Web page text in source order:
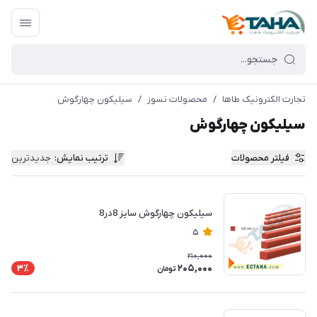
تجارت الکترونیک طاها / محصولات نسوز / سیلیکون چهارگوش
سیلیکون چهارگوش
فیلتر محصولات ترتیب نمایش: جدیدترین
سیلیکون چهارگوش سایز 8در8
5
210,000
205,000 تومان 3٪